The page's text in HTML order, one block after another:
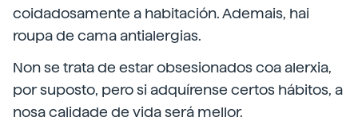
coidadosamente a habitación. Ademais, hai
roupa de cama antialergias.
Non se trata de estar obsesionados coa alerxia,
por suposto, pero si adquírense certos hábitos, a
nosa calidade de vida será mellor.